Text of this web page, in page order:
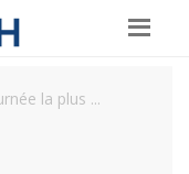
la plus ...